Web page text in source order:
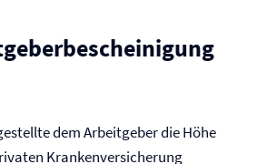
dem Arbeitgeber die Höhe
Kranken­versicherung